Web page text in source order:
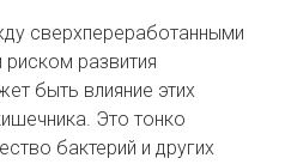
сверхпереработанными
развития
быть влияние этих
Это тонко
бактерий и других